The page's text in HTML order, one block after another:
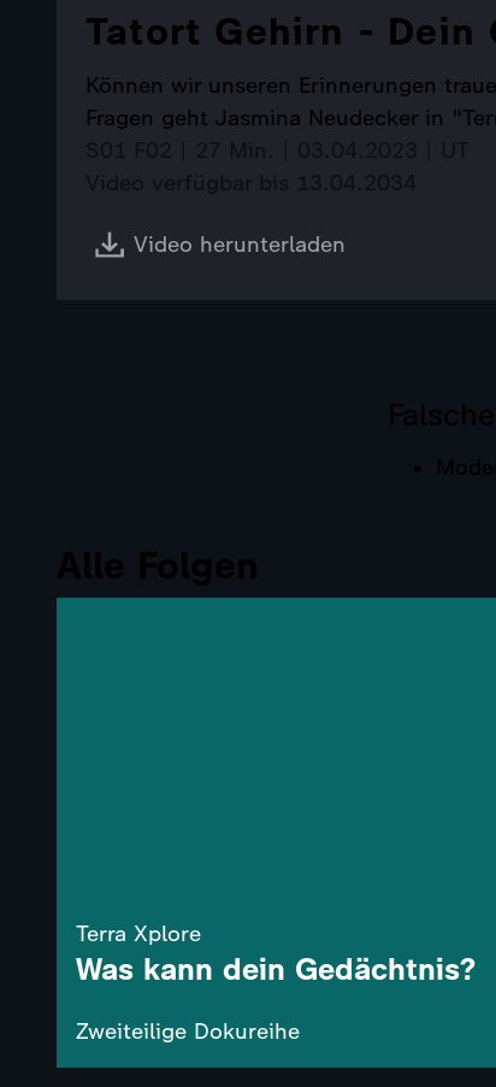
Tatort Gehirn - Dein
Können wir unseren Erinnerungen
Fragen geht Jasmina Neudecker in
S01 F02 | 27 Min. | 03.04.2023 | UT
Video verfügbar bis 13.04.2034
Video herunterladen
Alle Folgen
Terra Xplore
Was kann dein Gedächtnis?
Zweiteilige Dokureihe